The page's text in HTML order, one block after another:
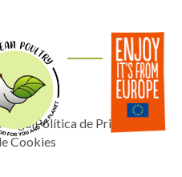
LegalPolítica de Privacidad
Cookies